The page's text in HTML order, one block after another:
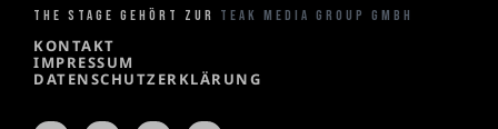
THE STAGE GEHÖRT ZUR TEAK MEDIA GROUP GMBH
KONTAKT
IMPRESSUM
DATENSCHUTZERKLÄRUNG